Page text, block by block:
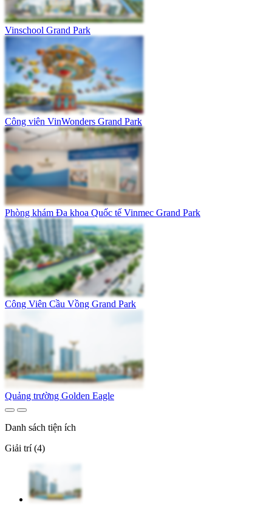
Vinschool Grand Park
Công viên VinWonders Grand Park
Phòng khám Đa khoa Quốc tế Vinmec Grand Park
Công Viên Cầu Vồng Grand Park
Quảng trường Golden Eagle
Danh sách tiện ích
Giải trí (4)